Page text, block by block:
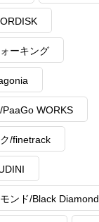
ーキング
WORKS
/finetrack
ンド/Black Diamond